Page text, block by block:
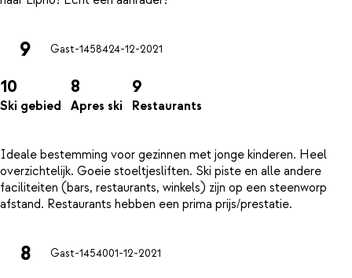
9 Gast-1458424-12-2021
10
Ski gebied
8
Apres ski
9
Restaurants
Ideale bestemming voor gezinnen met jonge kinderen. Heel
overzichtelijk. Goeie stoeltjesliften. Ski piste en alle andere
faciliteiten (bars, restaurants, winkels) zijn op een steenworp
8 Gast-1454001-12-2021